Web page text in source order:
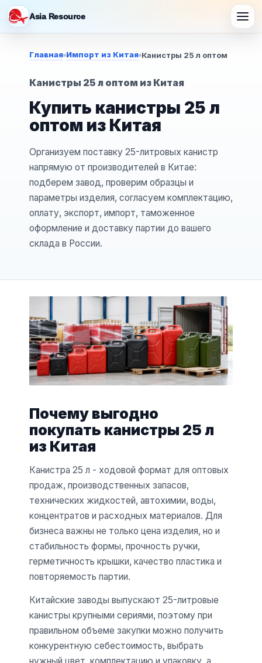
Asia Resource
Главная Импорт из Китая Канистры 25 л оптом
Канистры 25 л оптом из Китая
Купить канистры 25 л
оптом из Китая
Организуем поставку 25-литровых канистр
напрямую от производителей в Китае:
подберем завод, проверим образцы и
параметры изделия, согласуем комплектацию,
оплату, экспорт, импорт, таможенное
оформление и доставку партии до вашего
склада в России.
Почему выгодно
покупать канистры 25 л
из Китая
Канистра 25 л - ходовой формат для оптовых
продаж, производственных запасов,
технических жидкостей, автохимии, воды,
концентратов и расходных материалов. Для
бизнеса важны не только цена изделия, но и
стабильность формы, прочность ручки,
герметичность крышки, качество пластика и
повторяемость партии.
Китайские заводы выпускают 25-литровые
канистры крупными сериями, поэтому при
правильном объеме закупки можно получить
конкурентную себестоимость, выбрать
нужный цвет, комплектацию и упаковку, а